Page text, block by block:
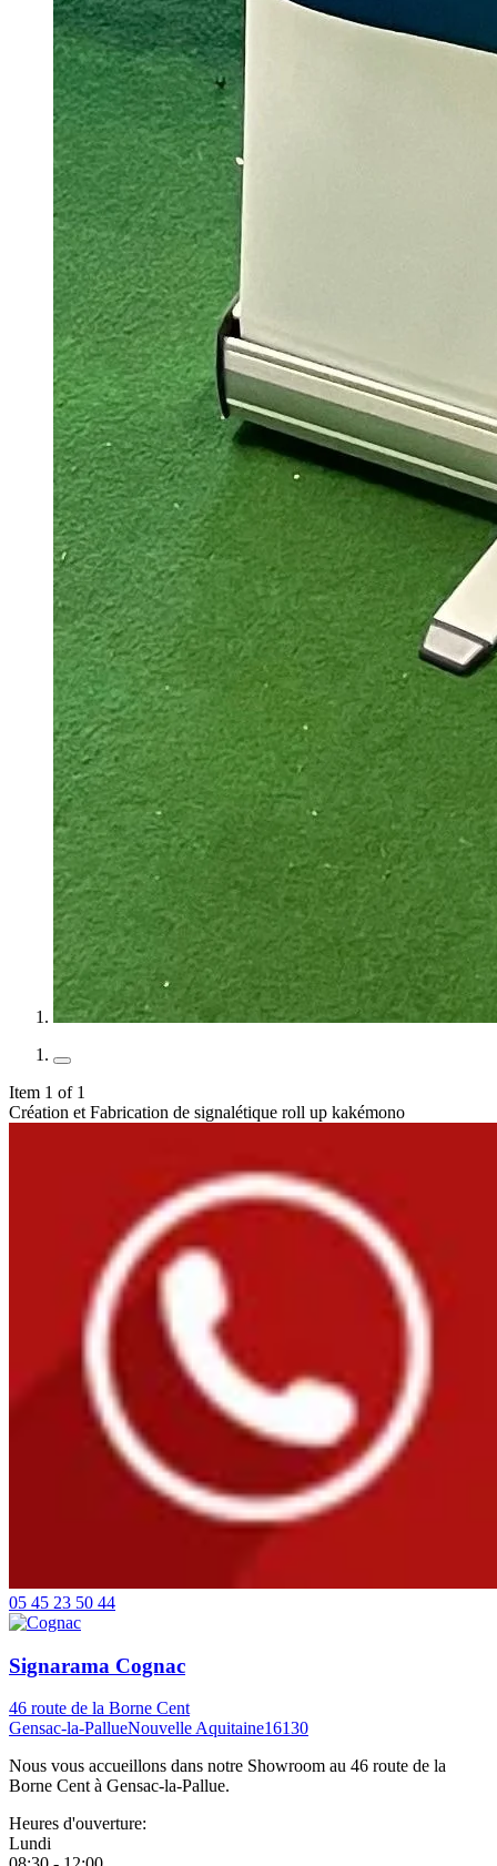
Item 1 of 1
Création et Fabrication de signalétique roll up kakémono
05 45 23 50 44
Signarama Cognac
46 route de la Borne Cent
Gensac-la-PallueNouvelle Aquitaine16130
Nous vous accueillons dans notre Showroom au 46 route de la
Borne Cent à Gensac-la-Pallue.
Heures d'ouverture:
Lundi